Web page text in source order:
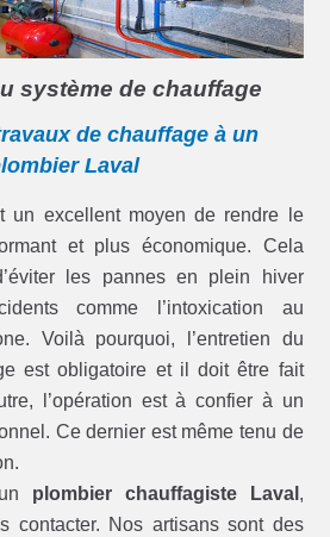
système de chauffage
de chauffage à un
Laval
un excellent moyen de rendre le
et plus économique. Cela
les pannes en plein hiver
comme l’intoxication au
Voilà pourquoi, l’entretien du
est obligatoire et il doit être fait
l’opération est à confier à un
Ce dernier est même tenu de
plombier chauffagiste Laval ,
contacter. Nos artisans sont des